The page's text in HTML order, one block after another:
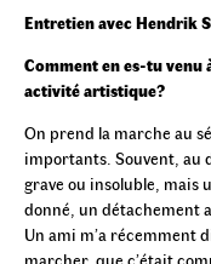
Entretien avec Hendrik
Comment en es-tu venu
activité artistique?
On prend la marche au
importants. Souvent, au
grave ou insoluble, mais
donné, un détachement
Un ami m’a récemment